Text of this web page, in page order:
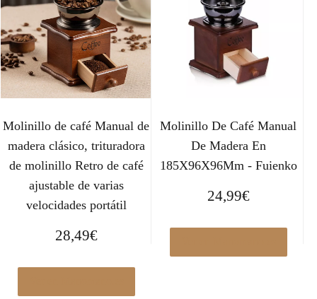
Molinillo de café Manual de
madera clásico, trituradora
de molinillo Retro de café
ajustable de varias
velocidades portátil
28,49€
Molinillo De Café Manual
De Madera En
185X96X96Mm - Fuienko
24,99€